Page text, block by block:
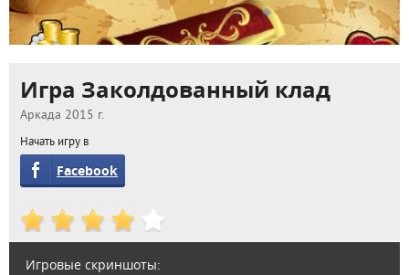
Игра Заколдованный клад
Аркада 2015 г.
Начать игру в
Facebook
Игровые скриншоты: